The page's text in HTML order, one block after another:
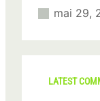
mai 29,
LATEST